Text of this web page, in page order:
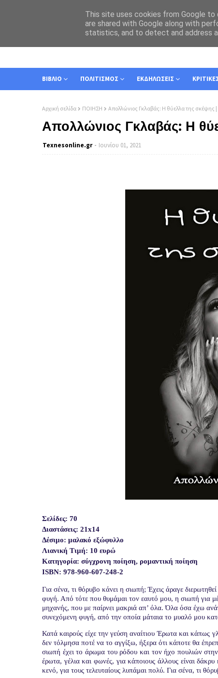
ΣΧΕΤΙΚΑ ΕΠΙΚΟΙΝΩΝΙΑ
ΒΙΒΛΙΟ ΠΟΛΙΤΙΣΜΟΣ ΕΚΔΗΛΩΣΕΙΣ
Αρχική σελίδα ΠΟΙΗΣΗ Απολλώνιος Γκλαβάς: Η θύελλα της σκέψης
Απολλώνιος Γκλαβάς: Η
Texnesοnline.gr Ιουνίου 01, 2021
Σελίδες: 70
Διαστάσεις: 21x14
Δέσιμο: μαλακό εξώφυλλο
Λιανική Τιμή: 10 ευρώ
Κατηγορία: σύγχρονη ποίηση, ρομαντική ποίηση
ISBN: 978-960-607-248-2
Για σένα, τι θόρυβο κάνει η σιωπή; Έχεις άραγε
φυγή. Από τότε που θυμάμαι τον εαυτό μου, η σιωπή για
μηχανής, που με παίρνει μακριά απ’ όλα. Όλα όσα έχω
συνεχόμενη φυγή, από την οποία μάταια το μυαλό μου
Κατά καιρούς είχε την γεύση αναίτιου Έρωτα και κάπως
δεν τόλμησα ποτέ να το αγγίξω, ήξερα ότι κάποτε θα
σιωπή έχει το άρωμα του ρόδου και τον ήχο πουλιών
έρωτα, γέλια και φωνές, για κάποιους άλλους είναι
κενό, για τους τελευταίους λυπάμαι πολύ. Για σένα, τι
This site uses cookies from Google to
are shared with Google along with
statistics, and to detect and address